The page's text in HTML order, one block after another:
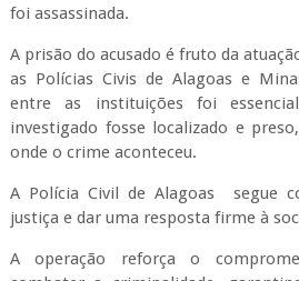
foi assassinada.
A prisão do acusado é fruto da
as Polícias Civis de Alagoas e
entre as instituições foi
investigado fosse localizado e
onde o crime aconteceu.
A Polícia Civil de Alagoas
segue
justiça e dar uma resposta firme à
A operação reforça o